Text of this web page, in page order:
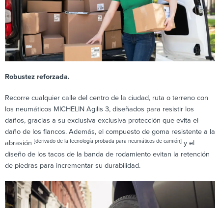
Robustez reforzada.
Recorre cualquier calle del centro de la ciudad, ruta o terreno con
los neumáticos MICHELIN Agilis 3, diseñados para resistir los
daños, gracias a su exclusiva exclusiva protección que evita el
daño de los flancos. Además, el compuesto de goma resistente a la
abrasión [derivado de la tecnología probada para neumáticos de camión] y el
diseño de los tacos de la banda de rodamiento evitan la retención
de piedras para incrementar su durabilidad.